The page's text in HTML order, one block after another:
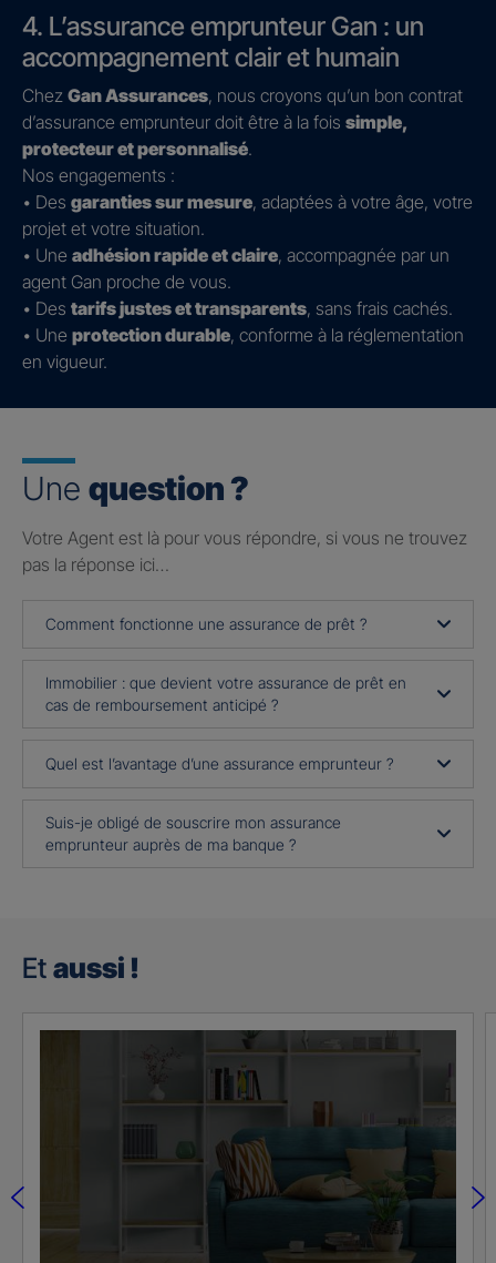
4. L’assurance emprunteur Gan : un
accompagnement clair et humain
Chez Gan Assurances, nous croyons qu’un bon contrat
d’assurance emprunteur doit être à la fois simple,
protecteur et personnalisé.
Nos engagements :
• Des garanties sur mesure, adaptées à votre âge, votre
projet et votre situation.
• Une adhésion rapide et claire, accompagnée par un
agent Gan proche de vous.
• Des tarifs justes et transparents, sans frais cachés.
• Une protection durable, conforme à la réglementation
en vigueur.
Une question ?
Votre Agent est là pour vous répondre, si vous ne trouvez
pas la réponse ici…
Comment fonctionne une assurance de prêt ?
Immobilier : que devient votre assurance de prêt en
cas de remboursement anticipé ?
Quel est l’avantage d’une assurance emprunteur ?
Suis-je obligé de souscrire mon assurance
emprunteur auprès de ma banque ?
Et aussi !